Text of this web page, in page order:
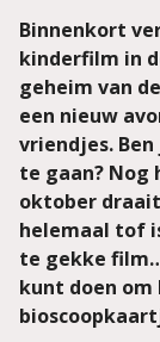
Binnenkort
kinderfilm in
geheim van
een nieuw
vriendjes.
te gaan? Nog
oktober
helemaal tof
te gekke
kunt doen om